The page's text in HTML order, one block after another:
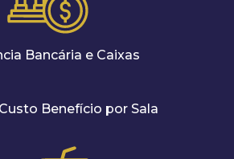
Bancária e Caixas
Benefício por Sala